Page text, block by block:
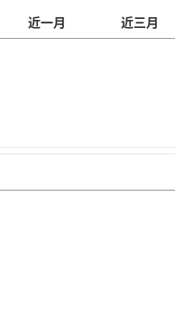
近一月
近三月